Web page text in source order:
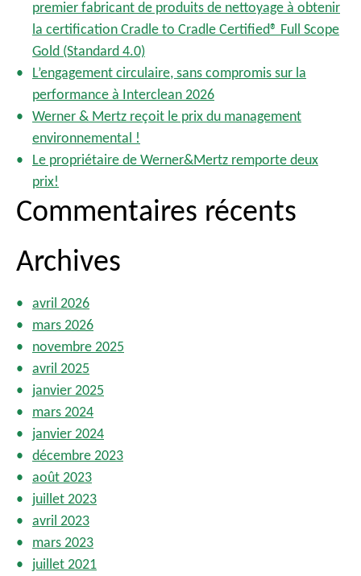
premier fabricant de produits de nettoyage à obtenir
la certification Cradle to Cradle Certified® Full Scope
Gold (Standard 4.0)
L’engagement circulaire, sans compromis sur la
performance à Interclean 2026
Werner & Mertz reçoit le prix du management
environnemental !
Le propriétaire de Werner&Mertz remporte deux
prix!
Commentaires récents
Archives
avril 2026
mars 2026
novembre 2025
avril 2025
janvier 2025
mars 2024
janvier 2024
décembre 2023
août 2023
juillet 2023
avril 2023
mars 2023
juillet 2021